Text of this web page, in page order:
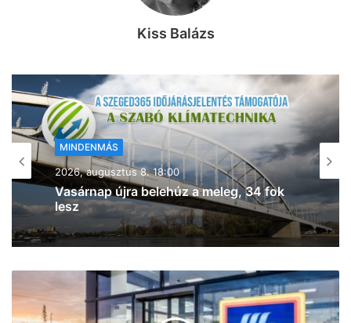
Kiss Balázs
MINDENMÁS
2026, augusztus 8. 17:43
Kigyulladt a tarló Szeged- Baktón –
egyre jobban terjed a tűz (frissítve!)